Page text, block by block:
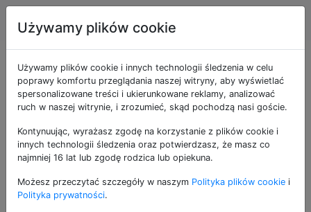
Ubuntu Tagi
Pytania otagowane
jako chromium
Chromium to przeglądarka internetowa typu open
source (na licencji BSD), na której opiera się Google
dotyczących instalowania, konfigurowania lub
korzystania z bezpłatnej przeglądarki Chromium, a nie
Używamy plików cookie
Używamy plików cookie i innych technologii śledzenia w celu
poprawy komfortu przeglądania naszej witryny, aby wyświetlać
spersonalizowane treści i ukierunkowane reklamy, analizować
ruch w naszej witrynie, i zrozumieć, skąd pochodzą nasi goście.
Kontynuując, wyrażasz zgodę na korzystanie z plików cookie i
innych technologii śledzenia oraz potwierdzasz, że masz co
najmniej 16 lat lub zgodę rodzica lub opiekuna.
Możesz przeczytać szczegóły w naszym Polityka plików cookie i
Polityka prywatności.